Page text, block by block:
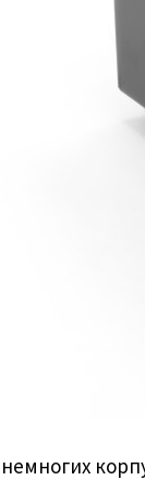
немногих